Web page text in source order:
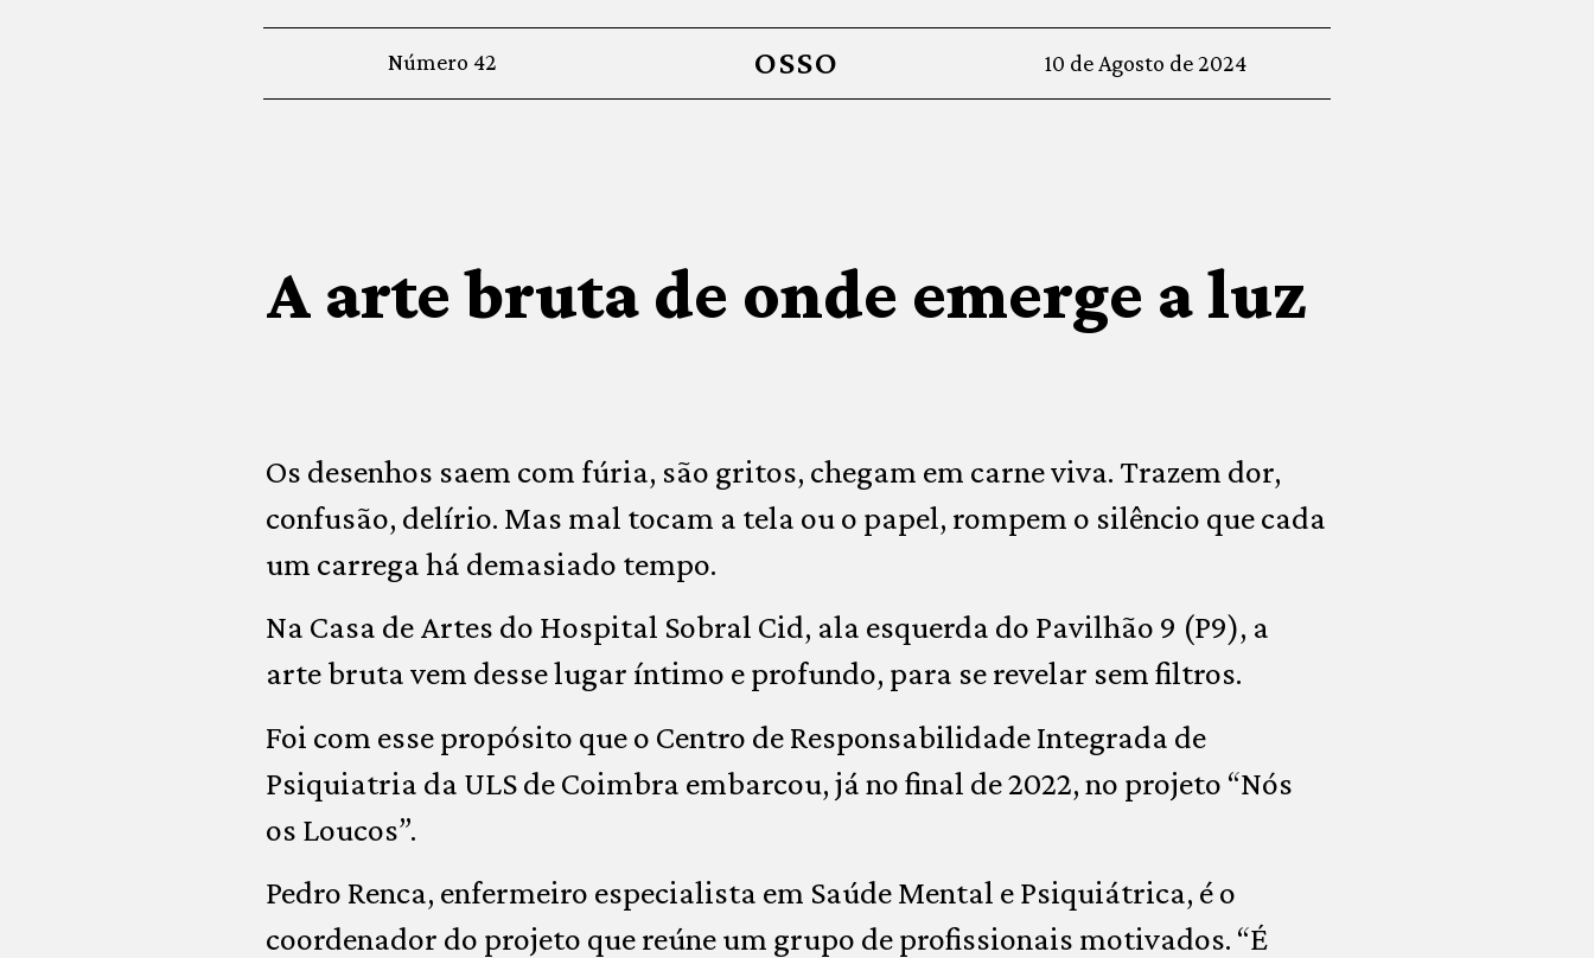
Número 42 OSSO 10 de Agosto de 2024
A arte bruta de onde emerge a luz
Os desenhos saem com fúria, são gritos, chegam em carne viva. Trazem dor,
confusão, delírio. Mas mal tocam a tela ou o papel, rompem o silêncio que cada
um carrega há demasiado tempo.
Na Casa de Artes do Hospital Sobral Cid, ala esquerda do Pavilhão 9 (P9), a
arte bruta vem desse lugar íntimo e profundo, para se revelar sem filtros.
Foi com esse propósito que o Centro de Responsabilidade Integrada de
Psiquiatria da ULS de Coimbra embarcou, já no final de 2022, no projeto “Nós
os Loucos”.
Pedro Renca, enfermeiro especialista em Saúde Mental e Psiquiátrica, é o
coordenador do projeto que reúne um grupo de profissionais motivados. “É